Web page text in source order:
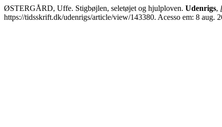
ØSTERGÅRD, Uffe. Stigbøjlen, seletøjet og hjulploven. Udenrigs,
https://tidsskrift.dk/udenrigs/article/view/143380. Acesso em: 8 aug.